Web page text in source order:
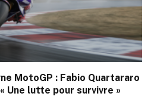
MotoGP : Fabio Quartararo
Une lutte pour survivre »